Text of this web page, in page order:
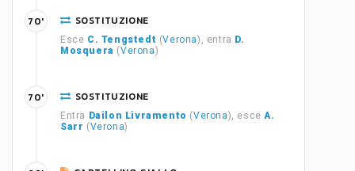
SOSTITUZIONE
Esce C. Tengstedt (Verona), entra D.
Mosquera (Verona)
70'
SOSTITUZIONE
Entra Dailon Livramento (Verona), esceA.
Sarr (Verona)
70'